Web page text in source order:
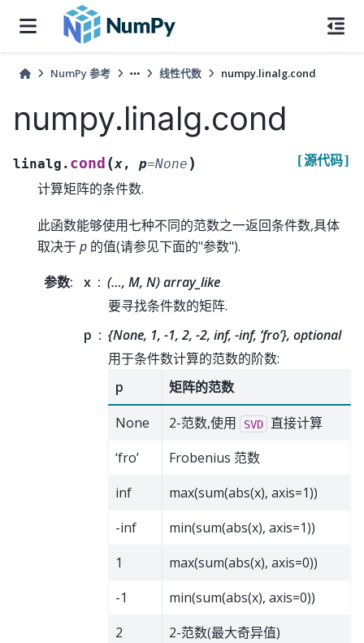
NumPy 参考 线性代数 numpy.linalg.cond
numpy.linalg.cond
linalg. cond (x, p=None ) [源代码]
计算矩阵的条件数.
此函数能够使用七种不同的范数之一返回条件数,具体
取决于p 的值(请参见下面的"参数").
参数: x
(…, M, N) array_like
要寻找条件数的矩阵.
p
{None, 1, -1, 2, -2, inf, -inf, ‘fro’}, optional
用于条件数计算的范数的阶数:
p
矩阵的范数
None
2-范数,使用 SVD
直接计算
‘fro’
Frobenius 范数
inf
max(sum(abs(x), axis=1))
-inf
min(sum(abs(x), axis=1))
1
max(sum(abs(x), axis=0))
-1
min(sum(abs(x), axis=0))
2
2-范数(最大奇异值)